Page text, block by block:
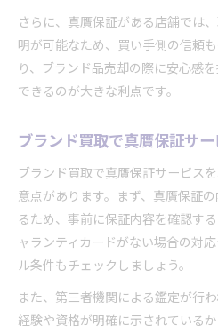
さらに、真贋保証がある店舗では
明が可能なため、買い手側の信頼
り、ブランド品売却の際に安心感
できるのが大きな利点です。
ブランド買取で真贋保証サ
ブランド買取で真贋保証サービス
意点があります。まず、真贋保証
るため、事前に保証内容を確認す
ャランティカードがない場合の対
ル条件もチェックしましょう。
また、第三者機関による鑑定が行
経験や資格が明確に示されている